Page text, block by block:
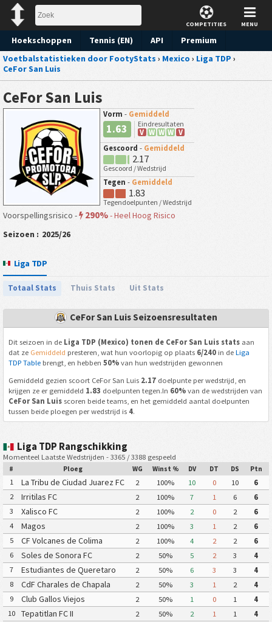
COMPETITIES MENU
Hoekschoppen Tennis (EN) API Premium
Voorspelling
Voetbalstatistieken door FootyStats › Mexico › Liga TDP ›
CeFor San Luis
CeFor San Luis
Vorm - Gemiddeld
1.63
Eindresultaten
V W W W V
Gescoord - Gemiddeld
2.17
Gescoord / Wedstrijd
Tegen - Gemiddeld
1.83
Tegendoelpunten / Wedstrijd
Voorspellingsrisico - 290%-Heel Hoog Risico
Seizoen : 2025/26
Liga TDP
Totaal Stats Thuis Stats Uit Stats
CeFor San Luis Seizoensresultaten
Dit seizoen in de Liga TDP (Mexico) tonen de CeFor San Luis statsaan
dat ze Gemiddeld presteren, wat hun voorlopig op plaats 6/240in de Liga
TDP Tablebrengt, en hebben 50%van hun wedstrijden gewonnen
Gemiddeld gezien scoort CeFor San Luis 2.17doelpunte per wedstrijd, en
krijgen ze er gemiddeld 1.83 doelpunten tegen.In 60%van de wedstrijden van
CeFor San Luisscoren beide teams, en het gemiddeld aantal doelpunten
tussen beide ploegen per wedstrijd is 4.
Liga TDP Rangschikking
Momenteel Laatste Wedstrijden - 3365 / 3388 gespeeld
# Ploeg WG Winst % DV DT DS Ptn
1 La Tribu de Ciudad Juarez FC 2 100% 10 0 10
6
2
Irritilas FC 2 100% 7 1 6
6
3
Xalisco FC 2 100% 2 0 2
6
4
Magos 2 100% 3 1 2
6
5
CF Volcanes de Colima
Deportivo Tala
2 100% 4 2 2
6
6
Soles de Sonora FC 2 50% 5 2 3
4
7
Estudiantes de Queretaro
FC
2 50% 6 3 3
4
8
CdF Charales de Chapala 2 50% 3 1 2
4
9
Club Gallos Viejos 2 50% 1 0 1
4
10
Tepatitlan FC II 2 50% 2 1 1
4